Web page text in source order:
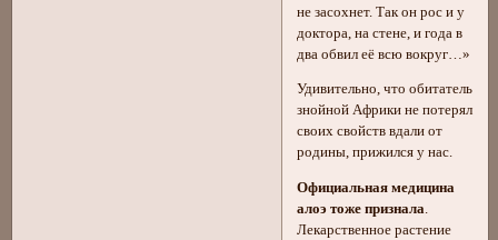
не засохнет. Так он рос и у
доктора, на стене, и года в
два обвил её всю вокруг…»
Удивительно, что обитатель
знойной Африки не потерял
своих свойств вдали от
родины, прижился у нас.
Официальная медицина
алоэ тоже признала.
Лекарственное растение